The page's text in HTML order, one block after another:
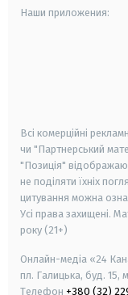
Наши приложения:
Всі комерційні
чи "Партнерський
"Позиція"
не поділяти їхніх
цитування можна
Усі права захищені.
року (21+)
Онлайн-медіа «24
пл. Галицька, буд. 15,
Телефон +380 (32)